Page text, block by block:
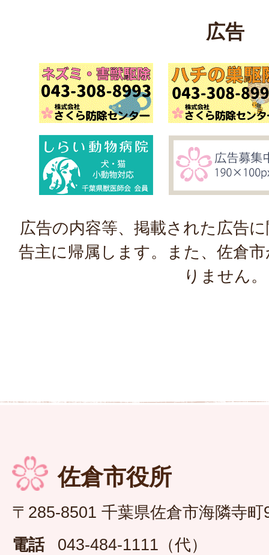
広告
広告の内容等、掲載された広告
告主に帰属します。また、佐倉
りません。
佐倉市役所
〒285-8501 千葉県佐倉市海隣寺町
電話
043-484-1111（代）